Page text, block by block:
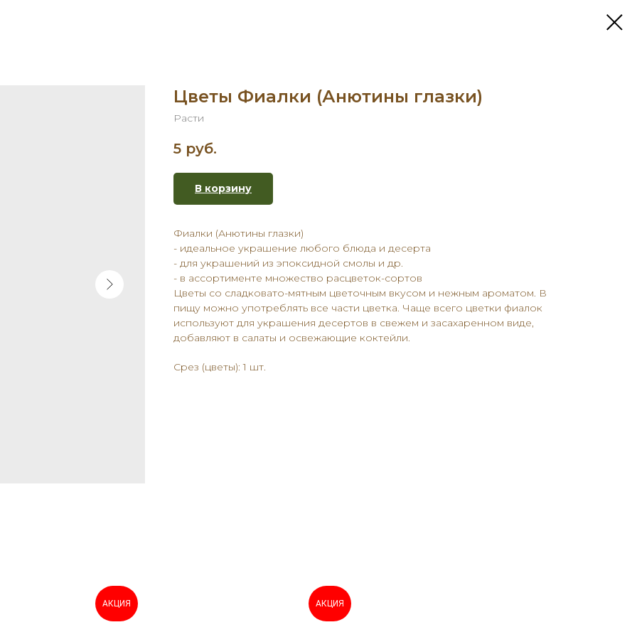
Цветы Фиалки (Анютины глазки)
Расти
5 руб.
В корзину
Фиалки (Анютины глазки)
- идеальное украшение любого блюда и десерта
- для украшений из эпоксидной смолы и др.
- в ассортименте множество расцветок-сортов
Цветы со сладковато-мятным цветочным вкусом и нежным ароматом. В
пищу можно употреблять все части цветка. Чаще всего цветки фиалок
используют для украшения десертов в свежем и засахаренном виде,
добавляют в салаты и освежающие коктейли.
Срез (цветы): 1 шт.
АКЦИЯ АКЦИЯ